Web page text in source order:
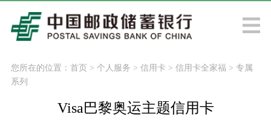
您所在的位置： 首页> 个人服务 > 信用卡 > 信用卡全家福 > 专属
系列
Visa巴黎奥运主题信用卡